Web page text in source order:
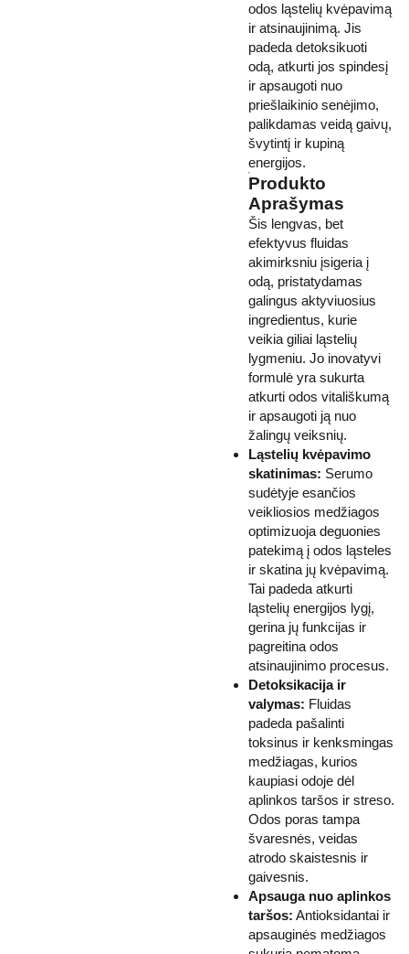
odos ląstelių kvėpavimą
ir atsinaujinimą. Jis
padeda detoksikuoti
odą, atkurti jos spindesį
ir apsaugoti nuo
priešlaikinio senėjimo,
palikdamas veidą gaivų,
švytintį ir kupiną
energijos.
Produkto
Aprašymas
Šis lengvas, bet
efektyvus fluidas
akimirksniu įsigeria į
odą, pristatydamas
galingus aktyviuosius
ingredientus, kurie
veikia giliai ląstelių
lygmeniu. Jo inovatyvi
formulė yra sukurta
atkurti odos vitališkumą
ir apsaugoti ją nuo
žalingų veiksnių.
Ląstelių kvėpavimo
skatinimas: Serumo
sudėtyje esančios
veikliosios medžiagos
optimizuoja deguonies
patekimą į odos ląsteles
ir skatina jų kvėpavimą.
Tai padeda atkurti
ląstelių energijos lygį,
gerina jų funkcijas ir
pagreitina odos
atsinaujinimo procesus.
Detoksikacija ir
valymas: Fluidas
padeda pašalinti
toksinus ir kenksmingas
medžiagas, kurios
kaupiasi odoje dėl
aplinkos taršos ir streso.
Odos poras tampa
švaresnės, veidas
atrodo skaistesnis ir
gaivesnis.
Apsauga nuo aplinkos
taršos: Antioksidantai ir
apsauginės medžiagos